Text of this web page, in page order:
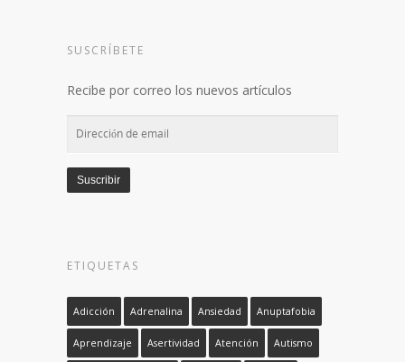
SUSCRÍBETE
Recibe por correo los nuevos artículos
Dirección
email
Suscribir
ETIQUETAS
Adicción Adrenalina Ansiedad Anuptafobia
Aprendizaje Asertividad Atención Autismo